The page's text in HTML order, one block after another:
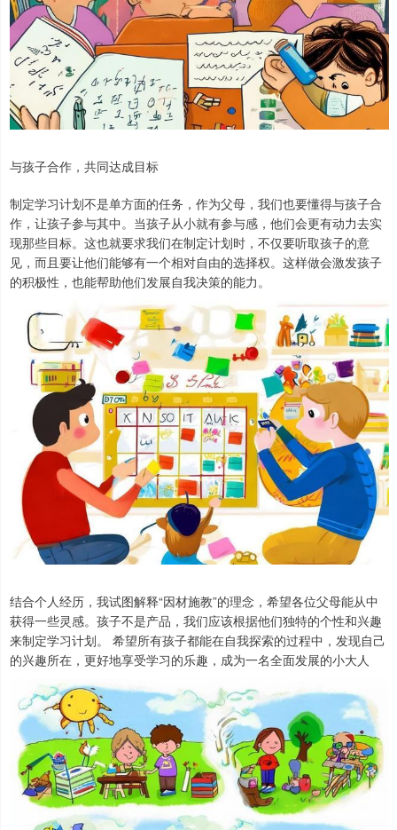
与孩子合作，共同达成目标
制定学习计划不是单方面的任务，作为父母，我们也要懂得与孩子合
作，让孩子参与其中。当孩子从小就有参与感，他们会更有动力去实
现那些目标。这也就要求我们在制定计划时，不仅要听取孩子的意
见，而且要让他们能够有一个相对自由的选择权。这样做会激发孩子
的积极性，也能帮助他们发展自我决策的能力。
结合个人经历，我试图解释“因材施教”的理念，希望各位父母能从中
获得一些灵感。孩子不是产品，我们应该根据他们独特的个性和兴趣
来制定学习计划。 希望所有孩子都能在自我探索的过程中，发现自己
的兴趣所在，更好地享受学习的乐趣，成为一名全面发展的小大人